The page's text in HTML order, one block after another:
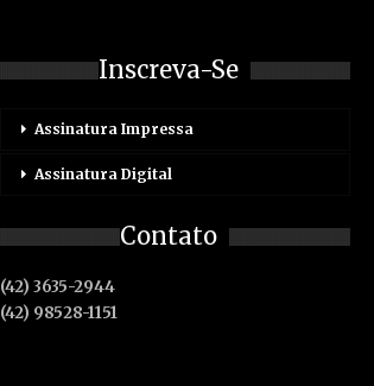
Inscreva-Se
Assinatura Impressa
Assinatura Digital
Contato
(42) 3635-2944
(42) 98528-1151